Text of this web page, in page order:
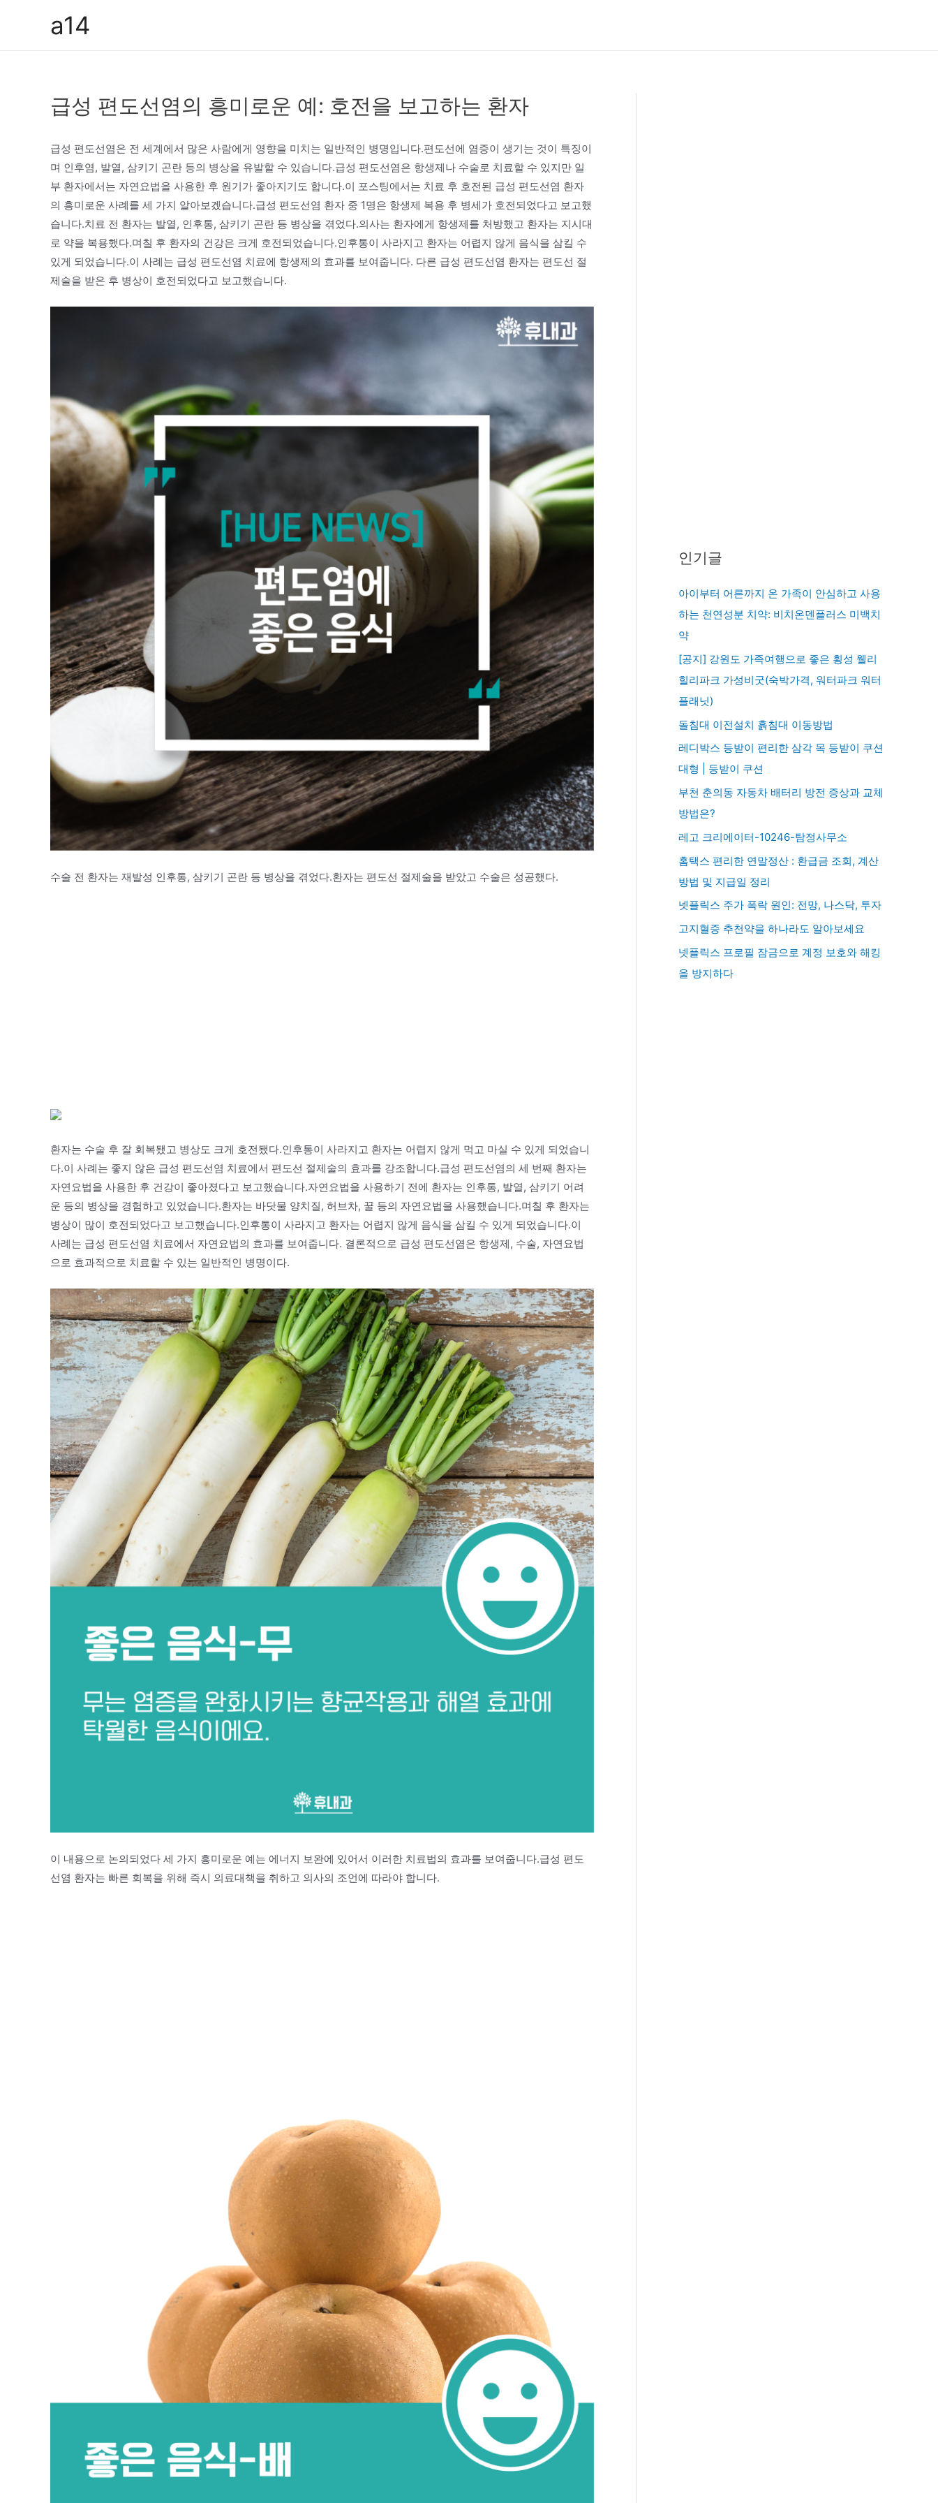
a14
급성 편도선염의 흥미로운 예: 호전을 보고하는 환자
급성 편도선염은 전 세계에서 많은 사람에게 영향을 미치는 일반적인 병명입니다.편도선에 염증이 생기는 것이 특징이
며 인후염, 발열, 삼키기 곤란 등의 병상을 유발할 수 있습니다.급성 편도선염은 항생제나 수술로 치료할 수 있지만 일
부 환자에서는 자연요법을 사용한 후 원기가 좋아지기도 합니다.이 포스팅에서는 치료 후 호전된 급성 편도선염 환자
의 흥미로운 사례를 세 가지 알아보겠습니다.급성 편도선염 환자 중 1명은 항생제 복용 후 병세가 호전되었다고 보고했
습니다.치료 전 환자는 발열, 인후통, 삼키기 곤란 등 병상을 겪었다.의사는 환자에게 항생제를 처방했고 환자는 지시대
로 약을 복용했다.며칠 후 환자의 건강은 크게 호전되었습니다.인후통이 사라지고 환자는 어렵지 않게 음식을 삼킬 수
있게 되었습니다.이 사례는 급성 편도선염 치료에 항생제의 효과를 보여줍니다. 다른 급성 편도선염 환자는 편도선 절
제술을 받은 후 병상이 호전되었다고 보고했습니다.
수술 전 환자는 재발성 인후통, 삼키기 곤란 등 병상을 겪었다.환자는 편도선 절제술을 받았고 수술은 성공했다.
환자는 수술 후 잘 회복됐고 병상도 크게 호전됐다.인후통이 사라지고 환자는 어렵지 않게 먹고 마실 수 있게 되었습니
다.이 사례는 좋지 않은 급성 편도선염 치료에서 편도선 절제술의 효과를 강조합니다.급성 편도선염의 세 번째 환자는
자연요법을 사용한 후 건강이 좋아졌다고 보고했습니다.자연요법을 사용하기 전에 환자는 인후통, 발열, 삼키기 어려
운 등의 병상을 경험하고 있었습니다.환자는 바닷물 양치질, 허브차, 꿀 등의 자연요법을 사용했습니다.며칠 후 환자는
병상이 많이 호전되었다고 보고했습니다.인후통이 사라지고 환자는 어렵지 않게 음식을 삼킬 수 있게 되었습니다.이
사례는 급성 편도선염 치료에서 자연요법의 효과를 보여줍니다. 결론적으로 급성 편도선염은 항생제, 수술, 자연요법
으로 효과적으로 치료할 수 있는 일반적인 병명이다.
이 내용으로 논의되었다 세 가지 흥미로운 예는 에너지 보완에 있어서 이러한 치료법의 효과를 보여줍니다.급성 편도
선염 환자는 빠른 회복을 위해 즉시 의료대책을 취하고 의사의 조언에 따라야 합니다.
인기글
아이부터 어른까지 온 가족이 안심하고 사용
하는 천연성분 치약: 비치온덴플러스 미백치
약
[공지] 강원도 가족여행으로 좋은 횡성 웰리
힐리파크 가성비굿(숙박가격, 워터파크 워터
플래닛)
돌침대 이전설치 흙침대 이동방법
레디박스 등받이 편리한 삼각 목 등받이 쿠션
대형 | 등받이 쿠션
부천 춘의동 자동차 배터리 방전 증상과 교체
방법은?
레고 크리에이터-10246-탐정사무소
홈택스 편리한 연말정산 : 환급금 조회, 계산
방법 및 지급일 정리
넷플릭스 주가 폭락 원인: 전망, 나스닥, 투자
고지혈증 추천약을 하나라도 알아보세요
넷플릭스 프로필 잠금으로 계정 보호와 해킹
을 방지하다